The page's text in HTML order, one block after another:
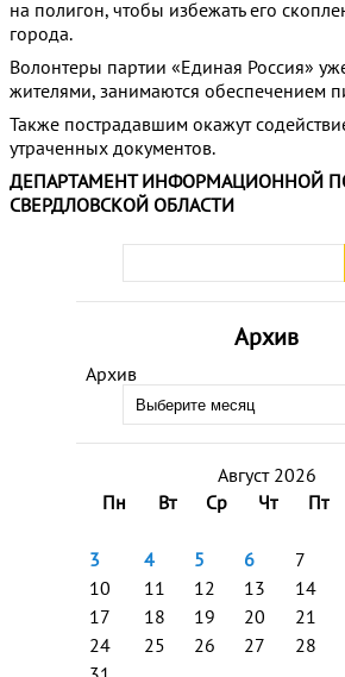
Архив
Архив
Август 2026
Пн
Вт Ср Чт Пт
3
4 5 6 7
10
11 12 13 14
17
18 19 20 21
24
25 26 27 28
на полигон, чтобы избежать его
города.
Волонтеры партии «Единая Россия»
жителями, занимаются обеспечением
Также пострадавшим окажут
утраченных документов.
ДЕПАРТАМЕНТ ИНФОРМАЦИОННОЙ
СВЕРДЛОВСКОЙ ОБЛАСТИ